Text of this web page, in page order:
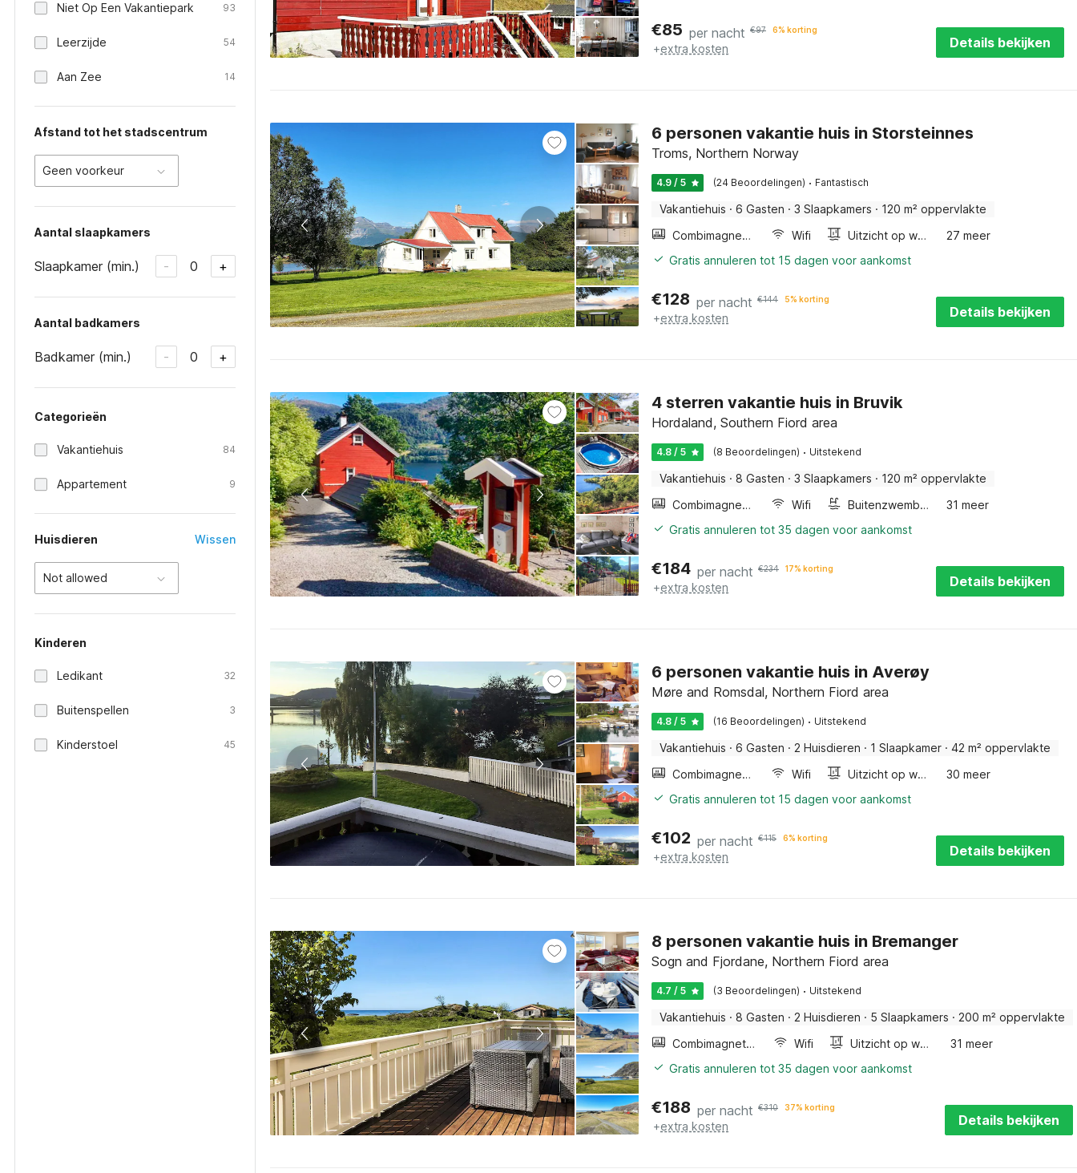
Niet Op Een Vakantiepark 93
Leerzijde 54
Aan Zee 14
Afstand tot het stadscentrum
Geen voorkeur
Aantal slaapkamers
Slaapkamer (min.) - 0 +
Aantal badkamers
Badkamer (min.) - 0 +
Categorieën
Vakantiehuis 84
Appartement 9
Huisdieren Wissen
Not allowed
Kinderen
Ledikant 32
Buitenspellen 3
Kinderstoel 45
€85 per nacht €97 6% korting
+extra kosten Details bekijken
6 personen vakantie huis in Storsteinnes
Troms, Northern Norway
4.9 / 5 (24 Beoordelingen) · Fantastisch
Vakantiehuis · 6 Gasten · 3 Slaapkamers · 120 m² oppervlakte
Combimagnetron
Wifi Uitzicht op water
27 meer
Gratis annuleren tot 15 dagen voor aankomst
€128 per nacht €144 5% korting
+extra kosten Details bekijken
4 sterren vakantie huis in Bruvik
Hordaland, Southern Fiord area
4.8 / 5 (8 Beoordelingen) · Uitstekend
Vakantiehuis · 8 Gasten · 3 Slaapkamers · 120 m² oppervlakte
Combimagnetron
Wifi Buitenzwembad
31 meer
Gratis annuleren tot 35 dagen voor aankomst
€184 per nacht €234 17% korting
+extra kosten Details bekijken
6 personen vakantie huis in Averøy
Møre and Romsdal, Northern Fiord area
4.8 / 5 (16 Beoordelingen) · Uitstekend
Vakantiehuis · 6 Gasten · 2 Huisdieren · 1 Slaapkamer · 42 m² oppervlakte
Combimagnetron
Wifi Uitzicht op water
30 meer
Gratis annuleren tot 15 dagen voor aankomst
€102 per nacht €115 6% korting
+extra kosten Details bekijken
8 personen vakantie huis in Bremanger
Sogn and Fjordane, Northern Fiord area
4.7 / 5 (3 Beoordelingen) · Uitstekend
Vakantiehuis · 8 Gasten · 2 Huisdieren · 5 Slaapkamers · 200 m² oppervlakte
Combimagnetron
Wifi Uitzicht op water
31 meer
Gratis annuleren tot 35 dagen voor aankomst
€188 per nacht €310 37% korting
+extra kosten Details bekijken